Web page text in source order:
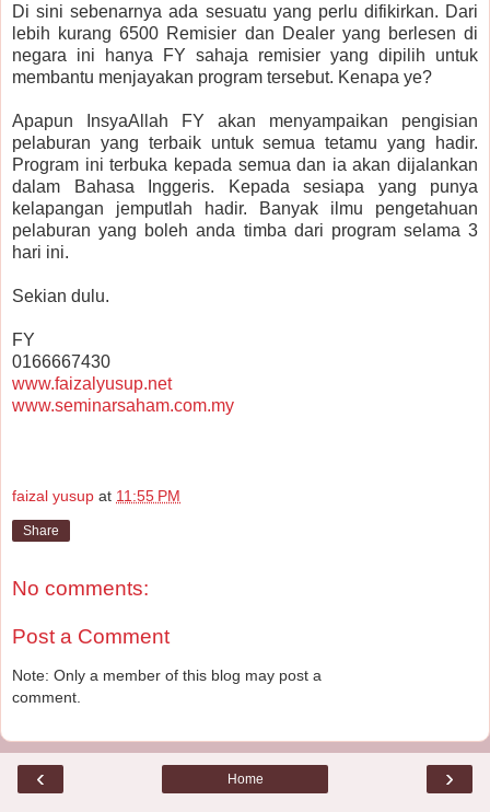
Di sini sebenarnya ada sesuatu yang perlu difikirkan. Dari
lebih kurang 6500 Remisier dan Dealer yang berlesen di
negara ini hanya FY sahaja remisier yang dipilih untuk
membantu menjayakan program tersebut. Kenapa ye?
Apapun InsyaAllah FY akan menyampaikan pengisian
pelaburan yang terbaik untuk semua tetamu yang hadir.
Program ini terbuka kepada semua dan ia akan dijalankan
dalam Bahasa Inggeris. Kepada sesiapa yang punya
kelapangan jemputlah hadir. Banyak ilmu pengetahuan
pelaburan yang boleh anda timba dari program selama 3
hari ini.
Sekian dulu.
FY
0166667430
www.faizalyusup.net
www.seminarsaham.com.my
faizal yusup at 11:55 PM
Share
No comments:
Post a Comment
Note: Only a member of this blog may post a
comment.
‹ ›
Home